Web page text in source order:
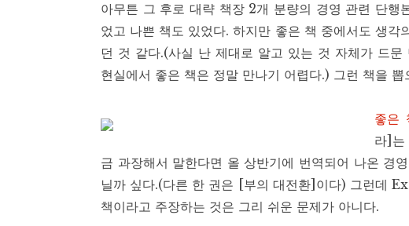
아무튼 그 후로 대략 책장 2개 분량의 경영 관련 단행
었고 나쁜 책도 있었다. 하지만 좋은 책 중에서도 생
던 것 같다.(사실 난 제대로 알고 있는 것 자체가 드
현실에서 좋은 책은 정말 만나기 어렵다.) 그런 책을
좋은
라]는
금 과장해서 말한다면 올 상반기에 번역되어 나온 경
닐까 싶다.(다른 한 권은 [부의 대전환]이다) 그런데
책이라고 주장하는 것은 그리 쉬운 문제가 아니다.